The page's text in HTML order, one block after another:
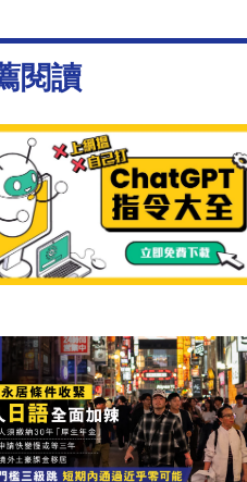
閱讀